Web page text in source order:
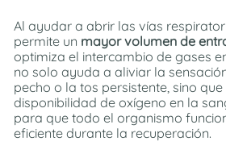
Al ayudar a abrir las vías
permite un mayor volumen de
optimiza el intercambio de gases
no solo ayuda a aliviar la
pecho o la tos persistente, sino
disponibilidad de oxígeno en la
para que todo el organismo
eficiente durante la recuperación.